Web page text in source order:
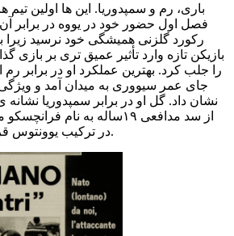
باری، رم و سمپدوریا. این ها اولین تیم
فصل اول حضور خود در یووه در برابر
رکورد گلزنی همیشگی خود نرسید زیرا
بازیکن تازه وارد تأثیر عمیق تری بر بازی
را جلب کرد. بهترین عملکرد او در برابر رم
جای عمر سیووری به میدان آمد و
نشان داد. گل او در برابر سمپدوریا نشانه
از سد مدافعی ۱۹ساله به نام
در ترکیب یوونتوس قرار گرفت، گذر می کرد.